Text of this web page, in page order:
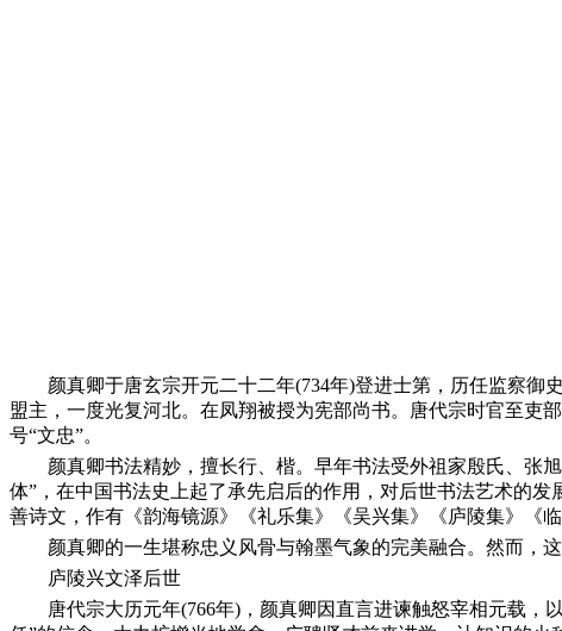
颜真卿于唐玄宗开元二十二年(734年)登进士第，历任监察
盟主，一度光复河北。在凤翔被授为宪部尚书。唐代宗时官至吏
号“文忠”。
颜真卿书法精妙，擅长行、楷。早年书法受外祖家殷氏、张
体”，在中国书法史上起了承先启后的作用，对后世书法艺术的
善诗文，作有《韵海镜源》《礼乐集》《吴兴集》《庐陵集》《
颜真卿的一生堪称忠义风骨与翰墨气象的完美融合。然而，
庐陵兴文泽后世
唐代宗大历元年(766年)，颜真卿因直言进谏触怒宰相元载